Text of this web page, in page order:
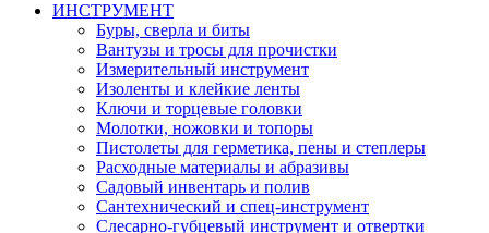
ИНСТРУМЕНТ
Буры, сверла и биты
Вантузы и тросы для прочистки
Измерительный инструмент
Изоленты и клейкие ленты
Ключи и торцевые головки
Молотки, ножовки и топоры
Пистолеты для герметика, пены и степлеры
Расходные материалы и абразивы
Садовый инвентарь и полив
Сантехнический и спец-инструмент
Слесарно-губцевый инструмент и отвертки